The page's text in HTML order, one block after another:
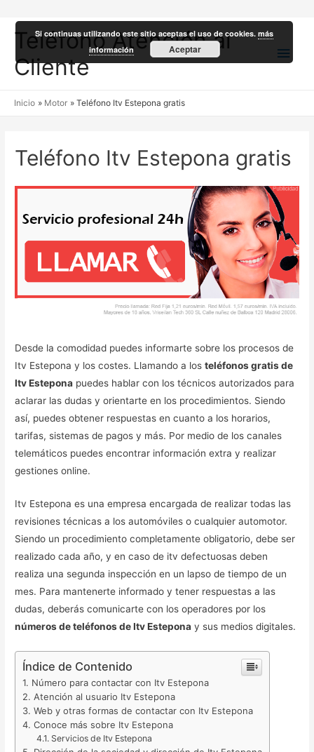
Teléfono Atención al
Cliente
Inicio Motor Teléfono Itv Estepona gratis
Teléfono Itv Estepona gratis
Desde la comodidad puedes informarte sobre los procesos de
Itv Estepona y los costes. Llamando a losteléfonos gratis de
Itv Estepona puedes hablar con los técnicos autorizados para
aclarar las dudas y orientarte en los procedimientos. Siendo
así, puedes obtener respuestas en cuanto a los horarios,
tarifas, sistemas de pagos y más. Por medio de los canales
telemáticos puedes encontrar información extra y realizar
gestiones online.
Itv Estepona es una empresa encargada de realizar todas las
revisiones técnicas a los automóviles o cualquier automotor.
Siendo un procedimiento completamente obligatorio, debe ser
realizado cada año, y en caso de itv defectuosas deben
realiza una segunda inspección en un lapso de tiempo de un
mes. Para mantenerte informado y tener respuestas a las
dudas, deberás comunicarte con los operadores por los
números de teléfonos de Itv Estepona y sus medios digitales.
Índice de Contenido
Número para contactar con Itv Estepona
Atención al usuario Itv Estepona
Web y otras formas de contactar con Itv Estepona
Conoce más sobre Itv Estepona
Servicios de Itv Estepona
Si continuas utilizando este sitio aceptas el uso de cookies.más
información
Aceptar